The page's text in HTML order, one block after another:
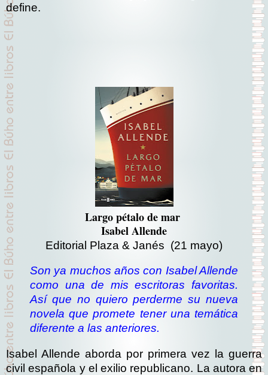
define.
Largo pétalo de mar
Isabel Allende
Editorial Plaza & Janés (21 mayo)
Son ya muchos años con Isabel Allende
como una de mis escritoras favoritas.
Así que no quiero perderme su nueva
novela que promete tener una temática
diferente a las anteriores.
Isabel Allende aborda por primera vez la guerra
civil española y el exilio republicano. La autora en